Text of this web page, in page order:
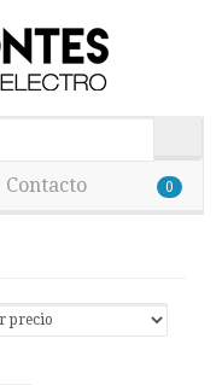
Contacto 0